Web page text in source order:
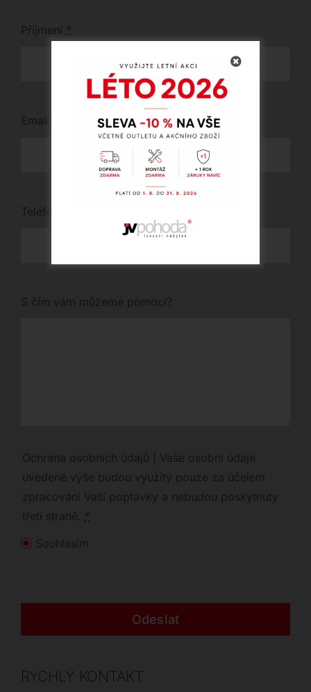
Příjmení *
Email
Telefon
S čím vám můžeme pomoci?
Ochrana osobních údajů | Vaše osobní údaje
uvedené výše budou využity pouze za účelem
zpracování Vaší poptávky a nebudou poskytnuty
třetí straně. *
Souhlasím
Odeslat
RYCHLÝ KONTAKT